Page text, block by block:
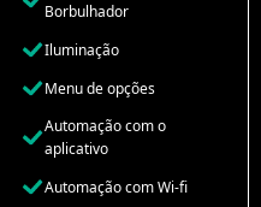
Borbulhador
Iluminação
Menu de opções
Automação com o
aplicativo
Automação com Wi-fi